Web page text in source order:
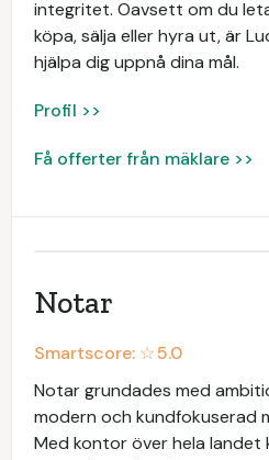
integritet. Oavsett om du
köpa, sälja eller hyra ut, är
hjälpa dig uppnå dina mål.
Profil >>
Få offerter från mäklare >>
Notar
Smartscore: ☆5.0
Notar grundades med
modern och kundfokuserad
Med kontor över hela landet